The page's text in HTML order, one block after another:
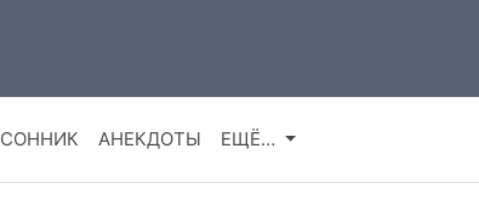
СОННИК АНЕКДОТЫ ЕЩЁ…